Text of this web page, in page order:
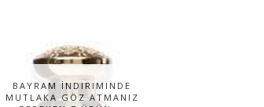
BAYRAM İNDIRIMINDE
MUTLAKA GÖZ ATMANIZ